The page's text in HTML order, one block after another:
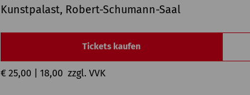
Kunstpalast, Robert-Schumann-Saal
Tickets kaufen
€ 25,00 | 18,00  zzgl. VVK